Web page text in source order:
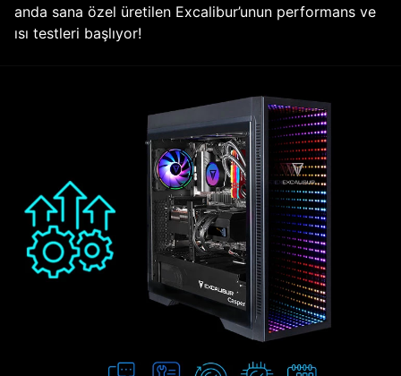
anda sana özel üretilen Excalibur’unun performans ve
ısı testleri başlıyor!